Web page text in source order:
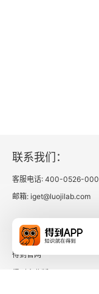
联系我们：
客服电话: 400-0526-000
邮箱: iget@luojilab.com
相关链接：
得到官网